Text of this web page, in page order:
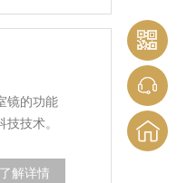
镜的功能
技术。
了解详情